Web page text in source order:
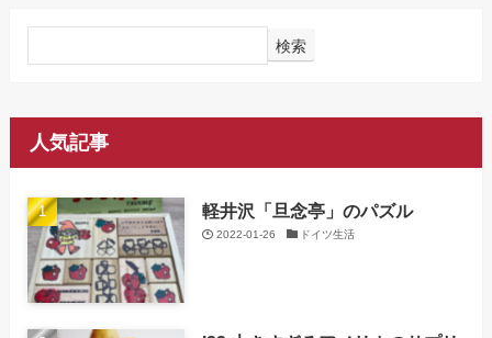
検索
人気記事
軽井沢「旦念亭」のパズル
2022-01-26 ドイツ生活